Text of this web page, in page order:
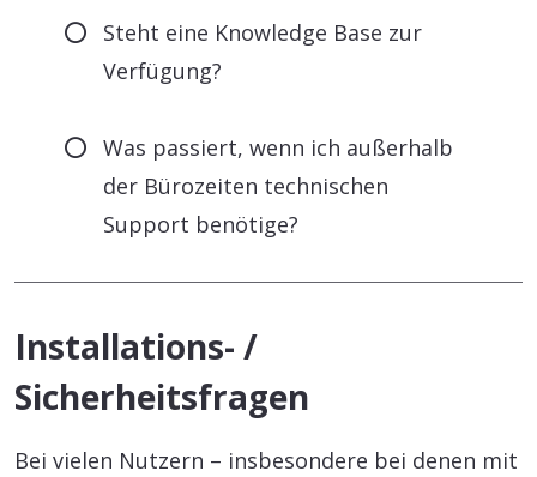
Steht eine Knowledge Base zur
Verfügung?
Was passiert, wenn ich außerhalb
der Bürozeiten technischen
Support benötige?
Installations- /
Sicherheitsfragen
Bei vielen Nutzern – insbesondere bei denen mit